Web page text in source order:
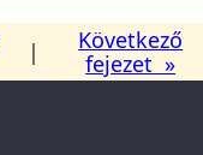
|
Következő
fejezet »